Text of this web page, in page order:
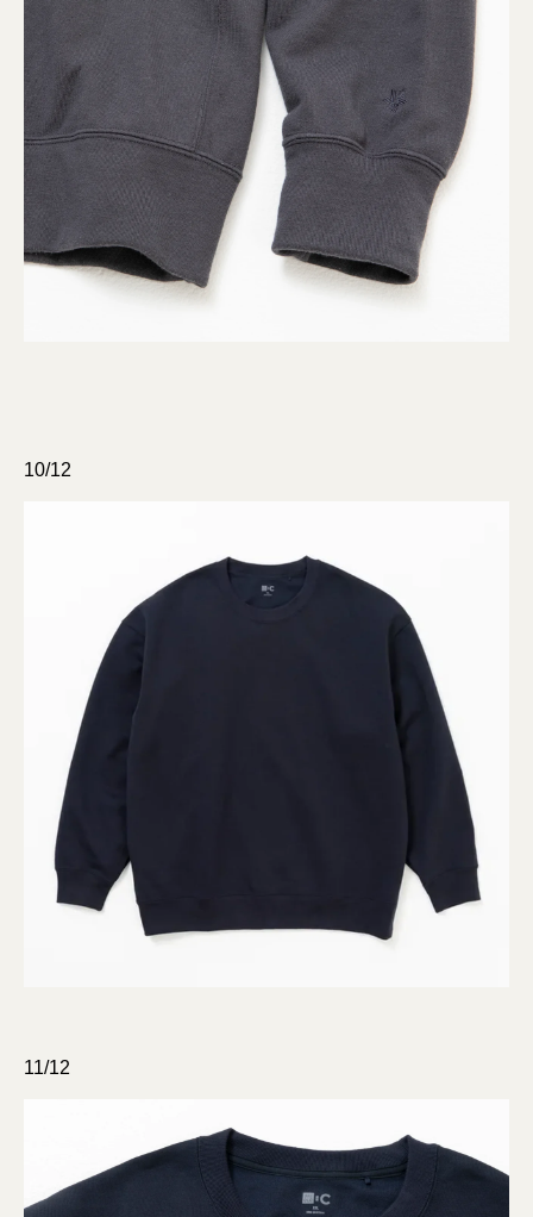
10/12
11/12